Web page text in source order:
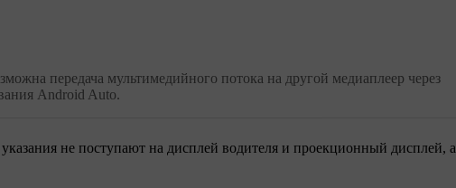
передача мультимедийного потока на другой медиаплеер через
Android Auto.
не поступают на дисплей водителя и проекционный дисплей, а